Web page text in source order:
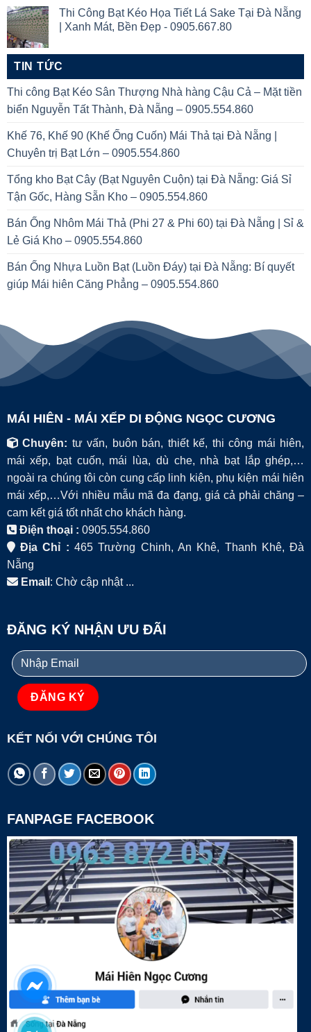
Thi Công Bạt Kéo Họa Tiết Lá Sake Tại Đà Nẵng
| Xanh Mát, Bền Đẹp - 0905.667.80
TIN TỨC
Thi công Bạt Kéo Sân Thượng Nhà hàng Cậu Cả – Mặt tiền
biển Nguyễn Tất Thành, Đà Nẵng – 0905.554.860
Khế 76, Khế 90 (Khế Ống Cuốn) Mái Thả tại Đà Nẵng |
Chuyên trị Bạt Lớn – 0905.554.860
Tổng kho Bạt Cây (Bạt Nguyên Cuộn) tại Đà Nẵng: Giá Sỉ
Tận Gốc, Hàng Sẵn Kho – 0905.554.860
Bán Ống Nhôm Mái Thả (Phi 27 & Phi 60) tại Đà Nẵng | Sỉ &
Lẻ Giá Kho – 0905.554.860
Bán Ống Nhựa Luồn Bạt (Luồn Đáy) tại Đà Nẵng: Bí quyết
giúp Mái hiên Căng Phẳng – 0905.554.860
MÁI HIÊN - MÁI XẾP DI ĐỘNG NGỌC CƯƠNG
Chuyên: tư vấn, buôn bán, thiết kế, thi công mái hiên,
mái xếp, bạt cuốn, mái lùa, dù che, nhà bạt lắp ghép,…
ngoài ra chúng tôi còn cung cấp linh kiện, phụ kiện mái hiên
mái xếp,…Với nhiều mẫu mã đa đạng, giá cả phải chăng –
cam kết giá tốt nhất cho khách hàng.
Điện thoại : 0905.554.860
Địa Chỉ : 465 Trường Chinh, An Khê, Thanh Khê, Đà
Nẵng
Email : Chờ cập nhật ...
ĐĂNG KÝ NHẬN ƯU ĐÃI
KẾT NỐI VỚI CHÚNG TÔI
FANPAGE FACEBOOK